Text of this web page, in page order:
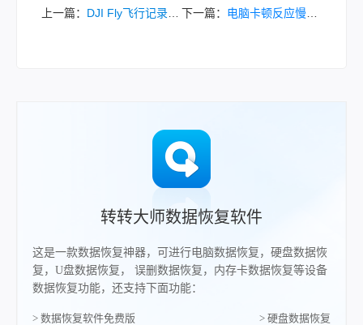
上一篇： DJI Fly飞行记录和飞控数据导出全攻略｜4种官方实测方法+避坑指南！ 下一篇： 电脑卡顿反应慢怎么处理？6大高效解决方法，让电脑重获新生！
转转大师数据恢复软件
这是一款数据恢复神器，可进行电脑数据恢复，硬盘数据恢
复，U盘数据恢复， 误删数据恢复，内存卡数据恢复等设备
数据恢复功能，还支持下面功能：
> 数据恢复软件免费版 > 硬盘数据恢复